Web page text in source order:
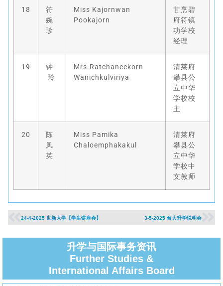
18
符
婉
珍
Miss Kajornwan
Pookajorn
甘烹碧
府符镇
功学校
经理
19
钟
玲
Mrs.Ratchaneekorn
Wanichkulviriya
清莱府
攀县公
立中华
学校校
主
20
陈
凤
英
Miss Pamika
Chaloemphakakul
清莱府
攀县公
立中华
学校中
文教师
24-4-2025 世新大学【学生讲座会】 3-5-2025 台大升学说明会
升学与国际事务资讯
Further Studies &
International Affairs Board